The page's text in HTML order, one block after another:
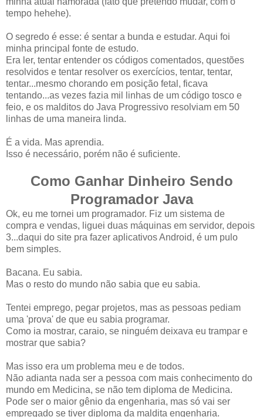
tempo hehehe).
O segredo é esse: é sentar a bunda e estudar. Aqui foi
minha principal fonte de estudo.
Era ler, tentar entender os códigos comentados, questões
resolvidos e tentar resolver os exercícios, tentar, tentar,
tentar...mesmo chorando em posição fetal, ficava
tentando...as vezes fazia mil linhas de um código tosco e
feio, e os malditos do Java Progressivo resolviam em 50
linhas de uma maneira linda.
É a vida. Mas aprendia.
Isso é necessário, porém não é suficiente.
Como Ganhar Dinheiro Sendo
Programador Java
Ok, eu me tornei um programador. Fiz um sistema de
compra e vendas, liguei duas máquinas em servidor, depois
3...daqui do site pra fazer aplicativos Android, é um pulo
bem simples.
Bacana. Eu sabia.
Mas o resto do mundo não sabia que eu sabia.
Tentei emprego, pegar projetos, mas as pessoas pediam
uma 'prova' de que eu sabia programar.
Como ia mostrar, caraio, se ninguém deixava eu trampar e
mostrar que sabia?
Mas isso era um problema meu e de todos.
Não adianta nada ser a pessoa com mais conhecimento do
mundo em Medicina, se não tem diploma de Medicina.
Pode ser o maior gênio da engenharia, mas só vai ser
empregado se tiver diploma da maldita engenharia.